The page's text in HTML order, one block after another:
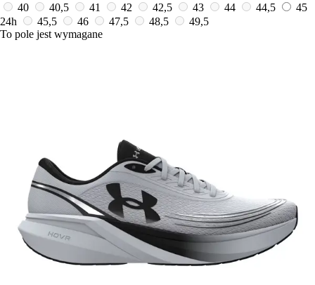
40
40,5 41 42 42,5 43 44 44,5
45
24h
45,5 46 47,5 48,5
49,5
To pole jest wymagane